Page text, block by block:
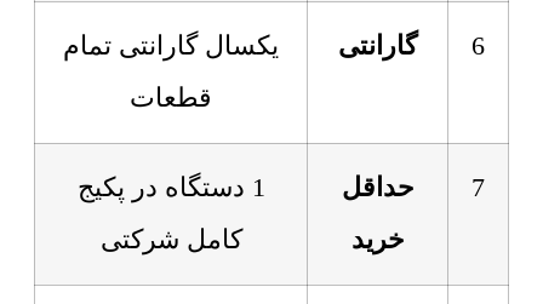
6 گارانتی
یکسال گارانتی تمام
قطعات
7
حداقل
خرید
1 دستگاه در پکیج
کامل شرکتی